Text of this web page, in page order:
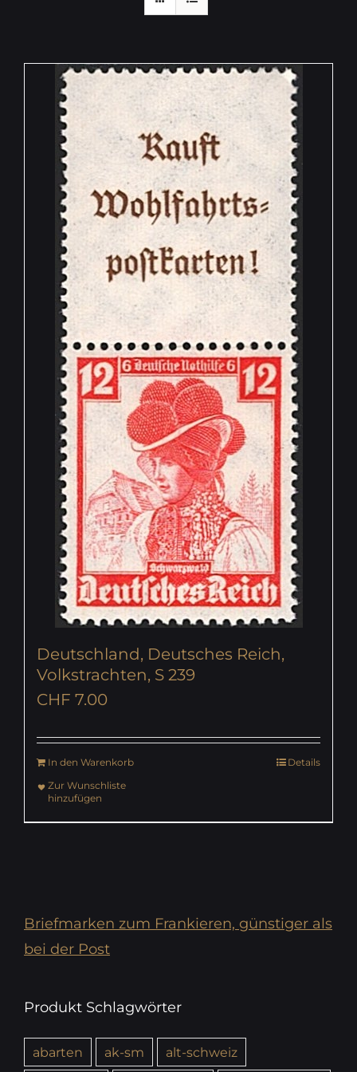
Deutschland, Deutsches Reich,
Volkstrachten, S 239
CHF 7.00
In den Warenkorb
Details
Zur Wunschliste
hinzufügen
Briefmarken zum Frankieren, günstiger als
bei der Post
Produkt Schlagwörter
abarten ak-sm alt-schweiz